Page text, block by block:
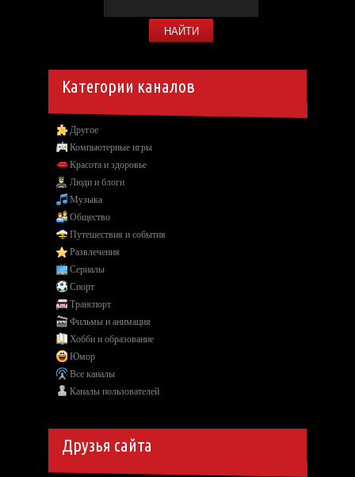
Категории каналов
Другое
Компьютерные игры
Красота и здоровье
Люди и блоги
Музыка
Общество
Путешествия и события
Развлечения
Сериалы
Спорт
Транспорт
Фильмы и анимация
Хобби и образование
Юмор
Все каналы
Каналы пользователей
Друзья сайта